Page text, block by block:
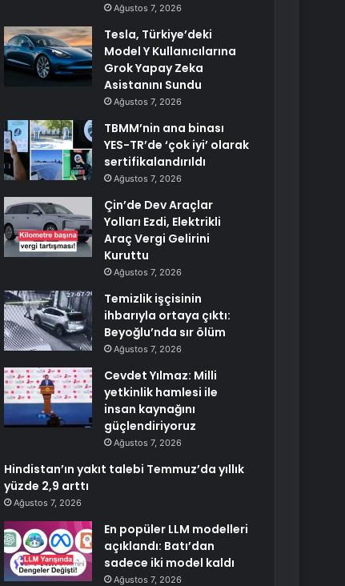
Ağustos 7, 2026
Tesla, Türkiye’deki
Model Y Kullanıcılarına
Grok Yapay Zeka
Asistanını Sundu
Ağustos 7, 2026
TBMM’nin ana binası
YES-TR’de ‘çok iyi’ olarak
sertifikalandırıldı
Ağustos 7, 2026
Çin’de Dev Araçlar
Yolları Ezdi, Elektrikli
Araç Vergi Gelirini
Kuruttu
Ağustos 7, 2026
Temizlik işçisinin
ihbarıyla ortaya çıktı:
Beyoğlu’nda sır ölüm
Ağustos 7, 2026
Cevdet Yılmaz: Milli
yetkinlik hamlesi ile
insan kaynağını
güçlendiriyoruz
Ağustos 7, 2026
Hindistan’ın yakıt talebi Temmuz’da yıllık
yüzde 2,9 arttı
Ağustos 7, 2026
En popüler LLM modelleri
açıklandı: Batı’dan
sadece iki model kaldı
Ağustos 7, 2026